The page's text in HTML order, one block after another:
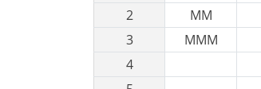
2
MM
3
MMM
4